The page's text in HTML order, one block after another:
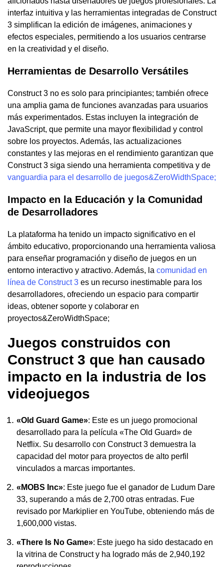
interfaz intuitiva y las herramientas integradas de Construct
3 simplifican la edición de imágenes, animaciones y
efectos especiales, permitiendo a los usuarios centrarse
en la creatividad y el diseño.
Herramientas de Desarrollo Versátiles
Construct 3 no es solo para principiantes; también ofrece
una amplia gama de funciones avanzadas para usuarios
más experimentados. Estas incluyen la integración de
JavaScript, que permite una mayor flexibilidad y control
sobre los proyectos. Además, las actualizaciones
constantes y las mejoras en el rendimiento garantizan que
Construct 3 siga siendo una herramienta competitiva y de
vanguardia para el desarrollo de juegos&ZeroWidthSpace;
Impacto en la Educación y la Comunidad
de Desarrolladores
La plataforma ha tenido un impacto significativo en el
ámbito educativo, proporcionando una herramienta valiosa
para enseñar programación y diseño de juegos en un
entorno interactivo y atractivo. Además, la comunidad en
línea de Construct 3 es un recurso inestimable para los
desarrolladores, ofreciendo un espacio para compartir
ideas, obtener soporte y colaborar en
proyectos&ZeroWidthSpace;
Juegos construidos con
Construct 3 que han causado
impacto en la industria de los
videojuegos
«Old Guard Game»: Este es un juego promocional
desarrollado para la película «The Old Guard» de
Netflix. Su desarrollo con Construct 3 demuestra la
capacidad del motor para proyectos de alto perfil
vinculados a marcas importantes.
«MOBS Inc»: Este juego fue el ganador de Ludum Dare
33, superando a más de 2,700 otras entradas. Fue
revisado por Markiplier en YouTube, obteniendo más de
1,600,000 vistas.
«There Is No Game»: Este juego ha sido destacado en
la vitrina de Construct y ha logrado más de 2,940,192